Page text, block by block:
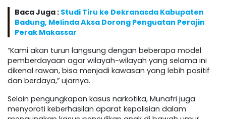
Baca Juga : Studi Tiru ke Dekranasda Kabupaten
Badung, Melinda Aksa Dorong Penguatan Perajin
Perak Makassar
“Kami akan turun langsung dengan beberapa model
pemberdayaan agar wilayah-wilayah yang selama ini
dikenal rawan, bisa menjadi kawasan yang lebih positif
dan berdaya,” ujarnya.
Selain pengungkapan kasus narkotika, Munafri juga
menyoroti keberhasilan aparat kepolisian dalam